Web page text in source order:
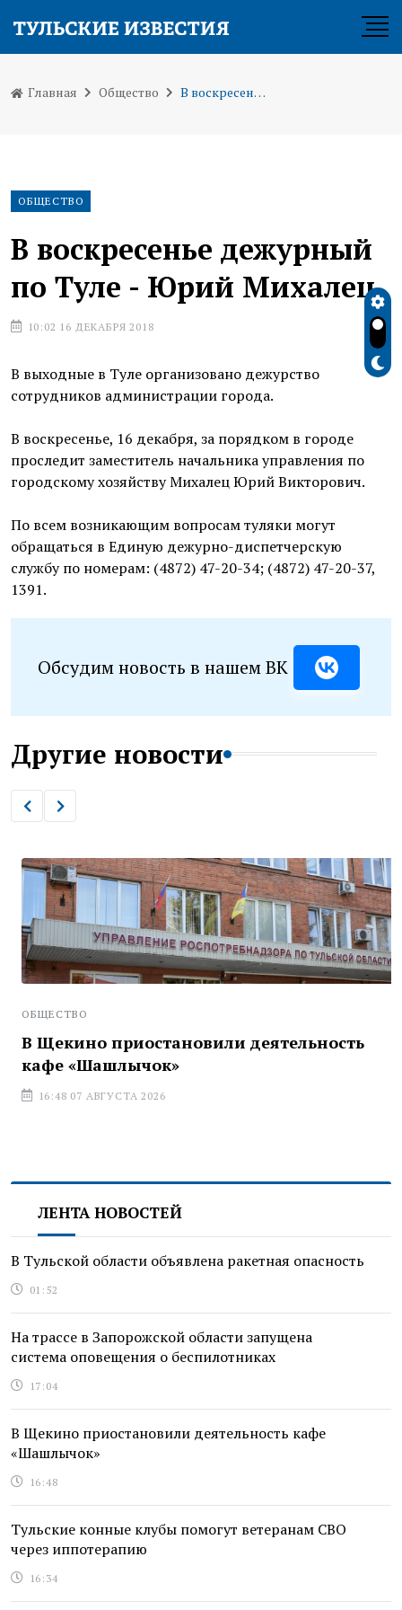
Главная Общество В воскресенье дежурный по Туле - Юрий Михалец
ОБЩЕСТВО
В воскресенье дежурный
по Туле - Юрий Михалец
10:02 16 ДЕКАБРЯ 2018
В выходные в Туле организовано дежурство
сотрудников администрации города.
В воскресенье, 16 декабря, за порядком в городе
проследит заместитель начальника управления по
городскому хозяйству Михалец Юрий Викторович.
По всем возникающим вопросам туляки могут
обращаться в Единую дежурно-диспетчерскую
службу по номерам: (4872) 47-20-34; (4872) 47-20-37,
1391.
Обсудим новость в нашем ВК
Другие новости
ОБЩЕСТВО
В Щекино приостановили деятельность
кафе «Шашлычок»
16:48 07 АВГУСТА 2026
ЛЕНТА НОВОСТЕЙ
В Тульской области объявлена ракетная опасность
01:52
На трассе в Запорожской области запущена
система оповещения о беспилотниках
17:04
В Щекино приостановили деятельность кафе
«Шашлычок»
16:48
Тульские конные клубы помогут ветеранам СВО
через иппотерапию
16:34